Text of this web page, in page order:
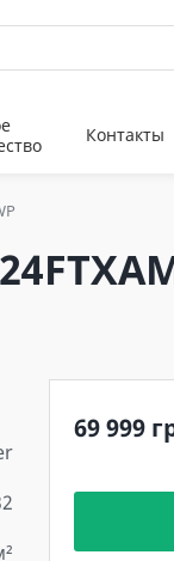
Контакты
69 999